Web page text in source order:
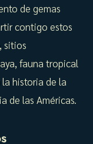
de gemas
contigo estos
sitios
fauna tropical
historia de la
de las Américas.